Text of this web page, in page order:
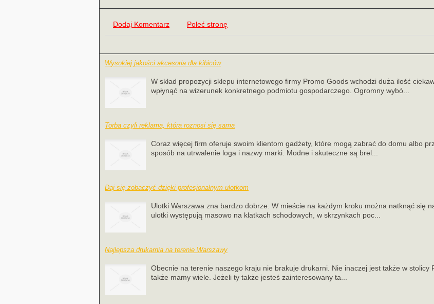
Dodaj Komentarz Poleć stronę
Wysokiej jakości akcesoria dla kibiców
W skład propozycji sklepu internetowego firmy Promo Goods wchodzi duża ilość
wpłynąć na wizerunek konkretnego podmiotu gospodarczego. Ogromny wybó...
Torba czyli reklama, która roznosi się sama
Coraz więcej firm oferuje swoim klientom gadżety, które mogą zabrać do domu albo
sposób na utrwalenie loga i nazwy marki. Modne i skuteczne są brel...
Daj się zobaczyć dzięki profesjonalnym ulotkom
Ulotki Warszawa zna bardzo dobrze. W mieście na każdym kroku można natknąć się
ulotki występują masowo na klatkach schodowych, w skrzynkach poc...
Najlepsza drukarnia na terenie Warszawy
Obecnie na terenie naszego kraju nie brakuje drukarni. Nie inaczej jest także w stolicy
także mamy wiele. Jeżeli ty także jesteś zainteresowany ta...